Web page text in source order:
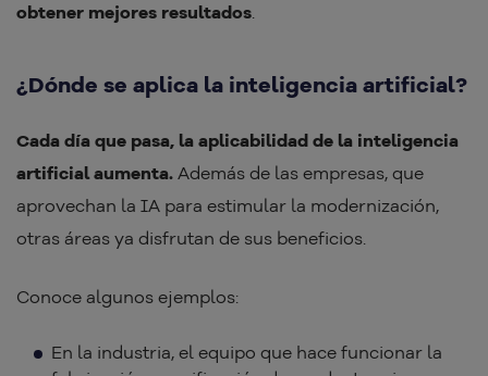
obtener mejores resultados.
¿Dónde se aplica la inteligencia artificial?
Cada día que pasa, la aplicabilidad de la inteligencia
artificial aumenta. Además de las empresas, que
aprovechan la IA para estimular la modernización,
otras áreas ya disfrutan de sus beneficios.
Conoce algunos ejemplos:
En la industria, el equipo que hace funcionar la